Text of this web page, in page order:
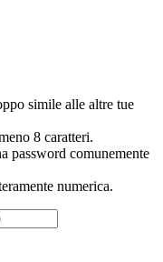
simile alle altre tue
8 caratteri.
password comunemente
numerica.